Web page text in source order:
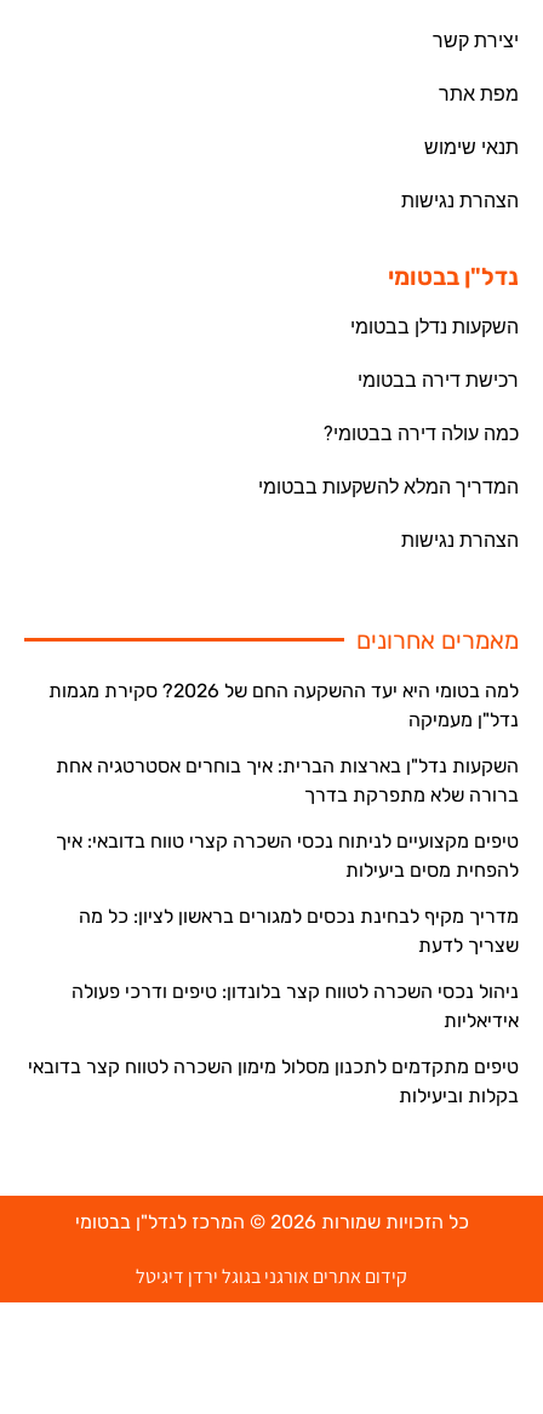
יצירת קשר
מפת אתר
תנאי שימוש
הצהרת נגישות
נדל"ן בבטומי
השקעות נדלן בבטומי
רכישת דירה בבטומי
כמה עולה דירה בבטומי?
המדריך המלא להשקעות בבטומי
הצהרת נגישות
מאמרים אחרונים
למה בטומי היא יעד ההשקעה החם של 2026? סקירת מגמות
נדל"ן מעמיקה
השקעות נדל"ן בארצות הברית: איך בוחרים אסטרטגיה אחת
ברורה שלא מתפרקת בדרך
טיפים מקצועיים לניתוח נכסי השכרה קצרי טווח בדובאי: איך
להפחית מסים ביעילות
מדריך מקיף לבחינת נכסים למגורים בראשון לציון: כל מה
שצריך לדעת
ניהול נכסי השכרה לטווח קצר בלונדון: טיפים ודרכי פעולה
אידיאליות
טיפים מתקדמים לתכנון מסלול מימון השכרה לטווח קצר בדובאי
בקלות וביעילות
כל הזכויות שמורות 2026 © המרכז לנדל"ן בבטומי
קידום אתרים אורגני בגוגל ירדן דיגיטל